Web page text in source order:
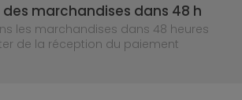
des marchandises dans 48 h
les marchandises dans 48 heures
de la réception du paiement